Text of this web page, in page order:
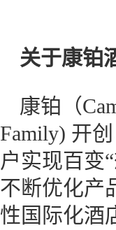
关于康铂
康铂（
Family) 开
户实现百变
不断优化产
性国际化酒